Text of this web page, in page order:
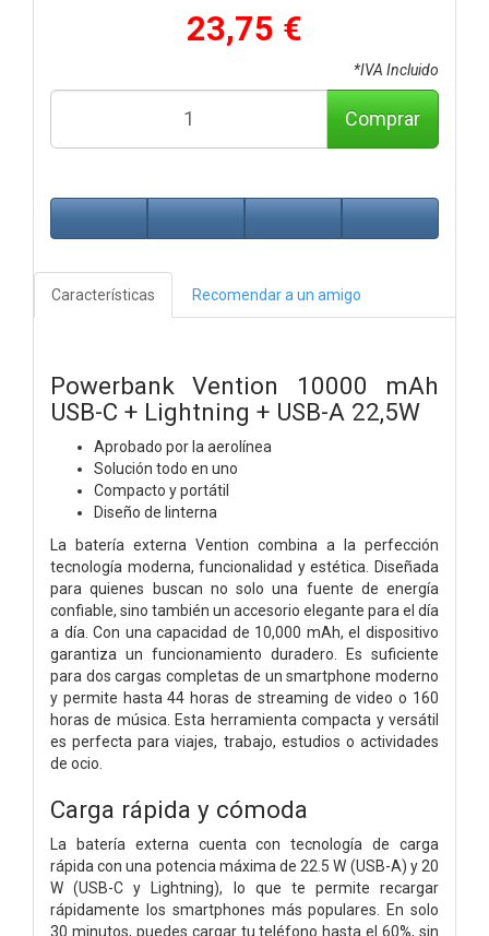
23,75 €
*IVA Incluido
Comprar
Características Recomendar a un amigo
Powerbank Vention 10000 mAh
USB-C + Lightning + USB-A 22,5W
Aprobado por la aerolínea
Solución todo en uno
Compacto y portátil
Diseño de linterna
La batería externa Vention combina a la perfección
tecnología moderna, funcionalidad y estética. Diseñada
para quienes buscan no solo una fuente de energía
confiable, sino también un accesorio elegante para el día
a día. Con una capacidad de 10,000 mAh, el dispositivo
garantiza un funcionamiento duradero. Es suficiente
para dos cargas completas de un smartphone moderno
y permite hasta 44 horas de streaming de video o 160
horas de música. Esta herramienta compacta y versátil
es perfecta para viajes, trabajo, estudios o actividades
de ocio.
Carga rápida y cómoda
La batería externa cuenta con tecnología de carga
rápida con una potencia máxima de 22.5 W (USB-A) y 20
W (USB-C y Lightning), lo que te permite recargar
rápidamente los smartphones más populares. En solo
30 minutos, puedes cargar tu teléfono hasta el 60%, sin